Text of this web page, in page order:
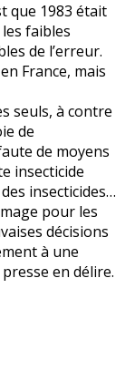
que 1983 était
faibles
de l’erreur.
France, mais
seuls, à contre
de
de moyens
insecticide
insecticides…
pour les
décisions
à une
en délire.